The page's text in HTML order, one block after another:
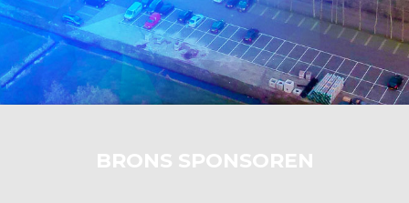
BRONS SPONSOREN